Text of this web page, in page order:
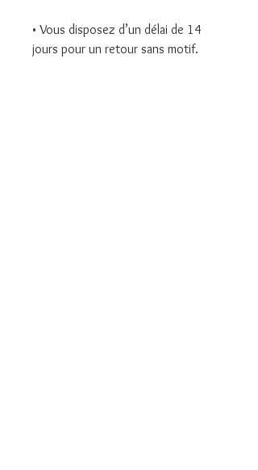
• Vous disposez d’un délai de 14
jours pour un retour sans motif.